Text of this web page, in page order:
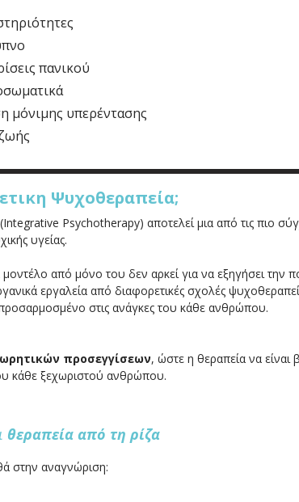
πανικού
μόνιμης υπερέντασης
Ψυχοθεραπεία;
(Integrative Psychotherapy) αποτελεί μια από τις πιο
υγείας.
μοντέλο από μόνο του δεν αρκεί για να εξηγήσει την
εργαλεία από διαφορετικές σχολές
στις ανάγκες του κάθε ανθρώπου.
προσεγγίσεων, ώστε η θεραπεία να είναι
κάθε ξεχωριστού ανθρώπου.
θεραπεία από τη ρίζα
στην αναγνώριση: